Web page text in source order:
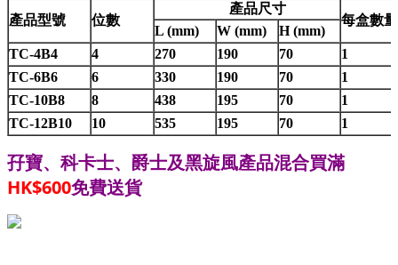
產品型號 位數
產品尺寸
每盒數
L (mm) W (mm)
H (mm)
TC-4B4
4 270 190 70
1
TC-6B6
6 330 190 70
1
TC-10B8
8 438 195 70
1
TC-12B10
10 535 195 70 1
孖寶、科卡士、爵士及黑旋風產品混合買滿
HK$600免費送貨